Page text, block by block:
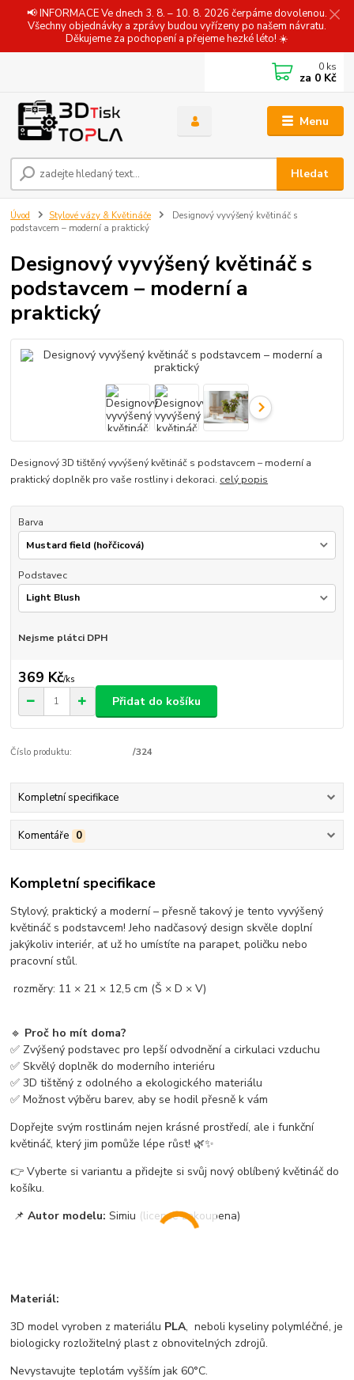
📢 INFORMACE Ve dnech 3. 8. – 10. 8. 2026 čerpáme dovolenou.
Všechny objednávky a zprávy budou vyřízeny po našem návratu.
Děkujeme za pochopení a přejeme hezké léto! ☀️
Menu
Hledat
0 ks
za 0 Kč
Úvod Stylové vázy & Květináče
Designový vyvýšený květináč s
podstavcem – moderní a praktický
Designový vyvýšený květináč s
podstavcem – moderní a
praktický
Designový 3D tištěný vyvýšený květináč s podstavcem – moderní a
praktický doplněk pro vaše rostliny i dekoraci. celý popis
Barva
Podstavec
Nejsme plátci DPH
369 Kč/ks
Přidat do košíku
Číslo produktu: /324
Kompletní specifikace
Komentáře 0
Kompletní specifikace
Stylový, praktický a moderní – přesně takový je tento vyvýšený
květináč s podstavcem! Jeho nadčasový design skvěle doplní
jakýkoliv interiér, ať už ho umístíte na parapet, poličku nebo
pracovní stůl.
rozměry: 11 × 21 × 12,5 cm (Š × D × V)
🔹 Proč ho mít doma?
✅ Zvýšený podstavec pro lepší odvodnění a cirkulaci vzduchu
✅ Skvělý doplněk do moderního interiéru
✅ 3D tištěný z odolného a ekologického materiálu
✅ Možnost výběru barev, aby se hodil přesně k vám
Dopřejte svým rostlinám nejen krásné prostředí, ale i funkční
květináč, který jim pomůže lépe růst! 🌿✨
👉 Vyberte si variantu a přidejte si svůj nový oblíbený květináč do
košíku.
📌Autor modelu: Simiu (licence zakoupena)
Materiál:
3D model vyroben z materiálu PLA, neboli kyseliny polymléčné, je
biologicky rozložitelný plast z obnovitelných zdrojů.
Nevystavujte teplotám vyšším jak 60°C.